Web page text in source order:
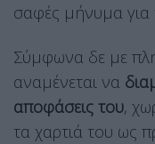
σαφές μήνυμα για
Σύμφωνα δε με
αναμένεται να
αποφάσεις του,
τα χαρτιά του ως